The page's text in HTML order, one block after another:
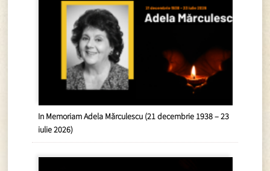
In Memoriam Adela Mărculescu (21 decembrie 1938 – 23
iulie 2026)